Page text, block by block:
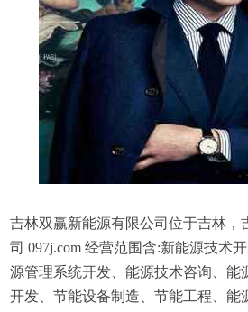
吉林双赢新能源有限公司位于吉林，
司 097j.com 经营范围含:新能源技术
源管理系统开发、能源技术咨询、能
开发、节能设备制造、节能工程、能